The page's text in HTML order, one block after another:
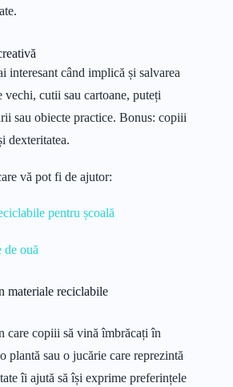
interesant când implică și salvarea
cutii sau cartoane, puteți
sau obiecte practice. Bonus: copiii
dexteritatea.
vă pot fi de ajutor:
pentru școală
ouă
materiale reciclabile
care copiii să vină îmbrăcați în
plantă sau o jucărie care reprezintă
îi ajută să își exprime preferințele